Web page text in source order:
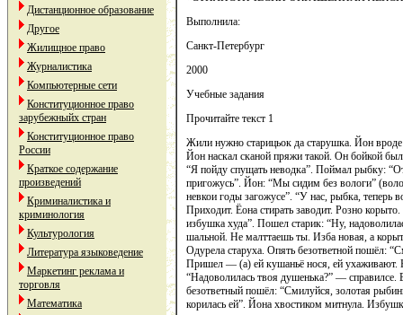
Дистанционное образование
Другое
Жилищное право
Журналистика
Компьютерные сети
Конституционное право
зарубежныйх стран
Конституционное право
России
Краткое содержание
произведений
Криминалистика и
криминология
Культурология
Литература языковедение
Маркетинг реклама и
торговля
Математика
Выполнила:
Санкт-Петербург
2000
Учебные задания
Прочитайте текст 1
Жили нужно старицьок да старушка. Йон
Йон наскал сканой пряжи такой. Он бойкой был
“Я пойду спущать неводка”. Поймал рыбку:
пригожусь”. Йон: “Мы сидим без вологи”
невкои годы загожусе”. “У нас, рыбка, теперь
Приходит. Ёона стирать заводит. Розно
избушка худа”. Пошел старик: “Ну,
шальной. Не малттаешь ты. Изба новая, а
Одурела старуха. Опять безответной пошёл:
Пришел — (а) ей кушаньё нося, ей ухаживают.
“Надоволилась твоя душенька?” — справилсе.
безответный пошёл: “Смилуйся, золотая
корилась ей”. Йона хвостиком митнула.